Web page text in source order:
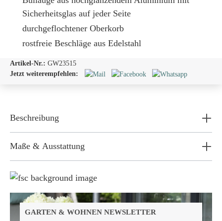
Sicherheitsglas auf jeder Seite
durchgeflochtener Oberkorb
rostfreie Beschläge aus Edelstahl
Artikel-Nr.: GW23515
Jetzt weiterempfehlen:
Beschreibung
Maße & Ausstattung
Wir sind FSC® zertifiziert
GARTEN & WOHNEN NEWSLETTER